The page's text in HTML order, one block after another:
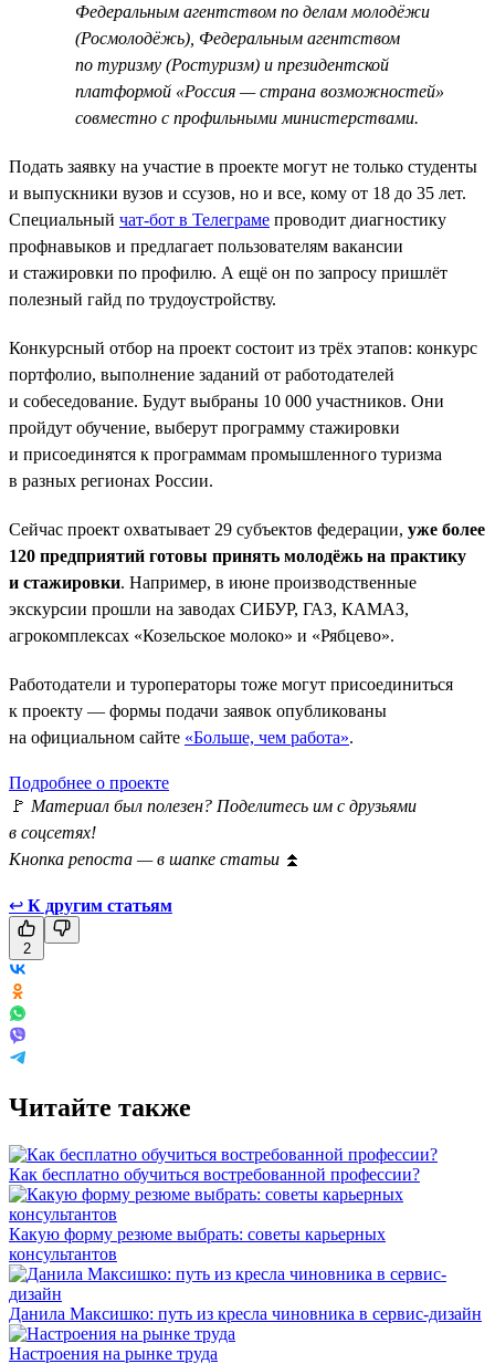
Федеральным агентством по делам молодёжи
(Росмолодёжь), Федеральным агентством
по туризму (Ростуризм) и президентской
платформой «Россия — страна возможностей»
совместно с профильными министерствами.
Подать заявку на участие в проекте могут не только студенты
и выпускники вузов и ссузов, но и все, кому от 18 до 35 лет.
Специальный чат-бот в Телеграме проводит диагностику
профнавыков и предлагает пользователям вакансии
и стажировки по профилю. А ещё он по запросу пришлёт
полезный гайд по трудоустройству.
Конкурсный отбор на проект состоит из трёх этапов: конкурс
портфолио, выполнение заданий от работодателей
и собеседование. Будут выбраны 10 000 участников. Они
пройдут обучение, выберут программу стажировки
и присоединятся к программам промышленного туризма
в разных регионах России.
Сейчас проект охватывает 29 субъектов федерации, уже более
120 предприятий готовы принять молодёжь на практику
и стажировки. Например, в июне производственные
экскурсии прошли на заводах СИБУР, ГАЗ, КАМАЗ,
агрокомплексах «Козельское молоко» и «Рябцево».
Работодатели и туроператоры тоже могут присоединиться
к проекту — формы подачи заявок опубликованы
на официальном сайте «Больше, чем работа».
Подробнее о проекте
🚩 Материал был полезен? Поделитесь им с друзьями
в соцсетях!
Кнопка репоста — в шапке статьи ⏫
↩ К другим статьям
2
Читайте также
Как бесплатно обучиться востребованной профессии?
Какую форму резюме выбрать: советы карьерных
консультантов
Данила Максишко: путь из кресла чиновника в сервис-дизайн
Настроения на рынке труда